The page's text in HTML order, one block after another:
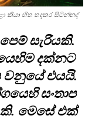
කියා හිත තදකර සිටින්නද’
සැරියකි.
දක්නට
වනුයේ එයයි.
සංතාප
මෙසේ එක්